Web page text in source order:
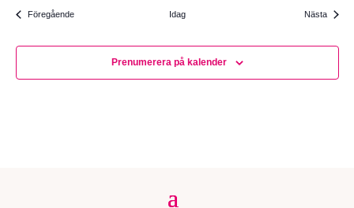
FöregåendeEvenemang Idag Nästa
Prenumerera på kalender